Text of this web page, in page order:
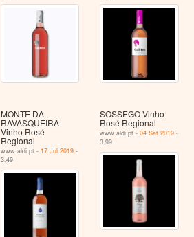
MONTE DA
RAVASQUEIRA
Vinho Rosé
Regional
www.aldi.pt - 17 Jul 2019-
3.49
SOSSEGO Vinho
Rosé Regional
www.aldi.pt -04 Set 2019 -
3.99